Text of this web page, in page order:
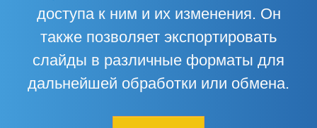
доступа к ним и их изменения. Он
также позволяет экспортировать
слайды в различные форматы для
дальнейшей обработки или обмена.